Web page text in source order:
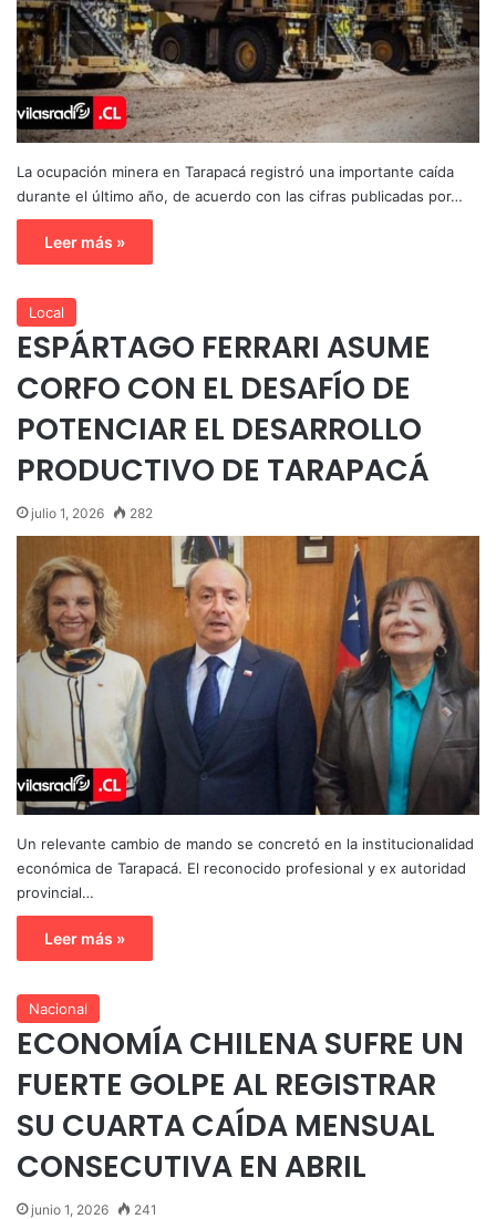
La ocupación minera en Tarapacá registró una importante caída
durante el último año, de acuerdo con las cifras publicadas por…
Leer más »
Local
ESPÁRTAGO FERRARI ASUME
CORFO CON EL DESAFÍO DE
POTENCIAR EL DESARROLLO
PRODUCTIVO DE TARAPACÁ
julio 1, 2026 282
Un relevante cambio de mando se concretó en la institucionalidad
económica de Tarapacá. El reconocido profesional y ex autoridad
provincial…
Leer más »
Nacional
ECONOMÍA CHILENA SUFRE UN
FUERTE GOLPE AL REGISTRAR
SU CUARTA CAÍDA MENSUAL
CONSECUTIVA EN ABRIL
junio 1, 2026 241